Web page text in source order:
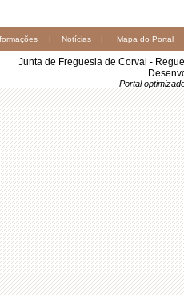
| Notícias | Mapa do Portal
Junta de Freguesia de Corval -
Portal